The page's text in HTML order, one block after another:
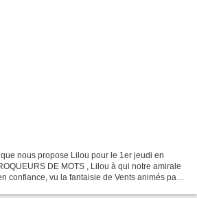
nous propose Lilou pour le 1er jeudi en
DE MOTS , Lilou à qui notre amirale
confiance, vu la fantaisie de Vents animés par